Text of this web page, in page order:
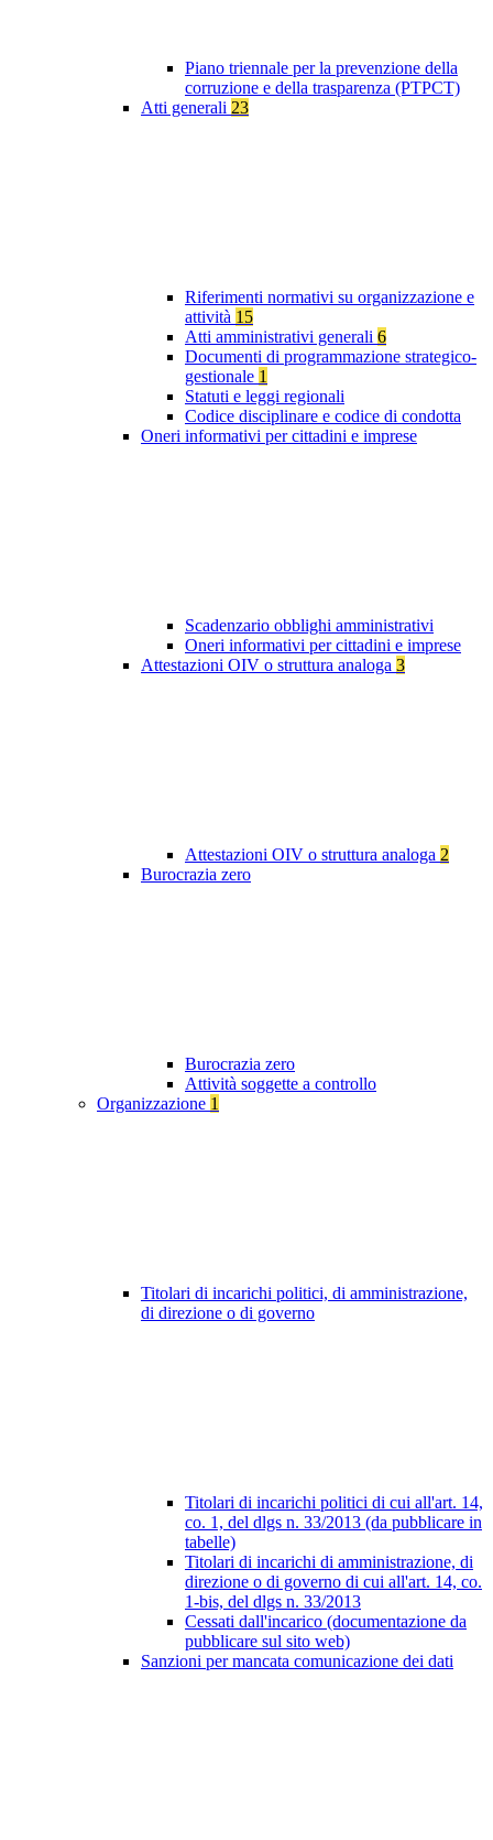
Piano triennale per la prevenzione della
corruzione e della trasparenza (PTPCT)
Atti generali 23
Riferimenti normativi su organizzazione e
attività 15
Atti amministrativi generali 6
Documenti di programmazione strategico-
gestionale 1
Statuti e leggi regionali
Codice disciplinare e codice di condotta
Oneri informativi per cittadini e imprese
Scadenzario obblighi amministrativi
Oneri informativi per cittadini e imprese
Attestazioni OIV o struttura analoga 3
Attestazioni OIV o struttura analoga 2
Burocrazia zero
Burocrazia zero
Attività soggette a controllo
Organizzazione 1
Titolari di incarichi politici, di amministrazione,
di direzione o di governo
Titolari di incarichi politici di cui all'art. 14,
co. 1, del dlgs n. 33/2013 (da pubblicare in
tabelle)
Titolari di incarichi di amministrazione, di
direzione o di governo di cui all'art. 14, co.
1-bis, del dlgs n. 33/2013
Cessati dall'incarico (documentazione da
pubblicare sul sito web)
Sanzioni per mancata comunicazione dei dati